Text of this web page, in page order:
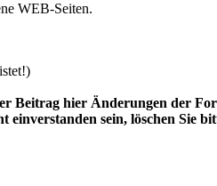
WEB-Seiten.
Beitrag hier Änderungen der
einverstanden sein, löschen Sie